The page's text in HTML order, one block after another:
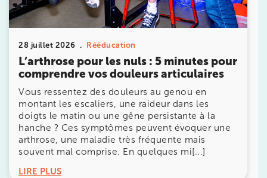
28 juillet 2026 Rééducation
L’arthrose pour les nuls : 5 minutes pour
comprendre vos douleurs articulaires
Vous ressentez des douleurs au genou en
montant les escaliers, une raideur dans les
doigts le matin ou une gêne persistante à la
hanche ? Ces symptômes peuvent évoquer une
arthrose, une maladie très fréquente mais
souvent mal comprise. En quelques mi[...]
LIRE PLUS
Prendre rendez-vous
avec les équipes
de Jérôme Auger
Bénéficiez de l’expertise de Jérôme Auger
prenant rendez-vous avecses équipesdans votre
cabinet IK – Institut Kinésithérapiele plus proche
de chez vous ou chezKOSS, votre allié sport du
quotidien.